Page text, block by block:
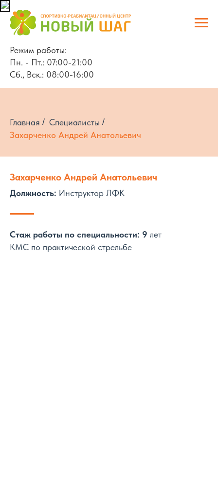
Режим работы:
Пн. - Пт.: 07:00-21:00
Сб., Вск.: 08:00-16:00
Главная / Специалисты /
Захарченко Андрей Анатольевич
Захарченко Андрей Анатольевич
Должность: Инструктор ЛФК
Стаж работы по специальности: 9 лет
КМС по практической стрельбе